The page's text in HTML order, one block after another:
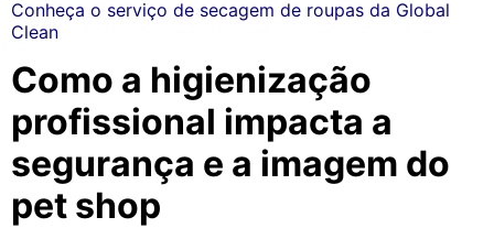
Conheça o serviço de secagem de roupas da Global
Clean
Como a higienização
profissional impacta a
segurança e a imagem do
pet shop